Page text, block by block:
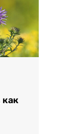
как